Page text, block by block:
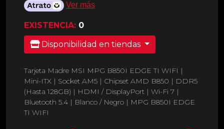
Ver más
EXISTENCIA: 0
Disponibilidad en tiendas
Tarjeta Madre MSI MPG B850I EDGE TI WIFI |
Mini-ITX | Socket AM5 | Chipset AMD B850 | DDR5
(Hasta 128GB) | HDMI / DisplayPort | Wi-Fi 7 |
Bluetooth 5.4 | Blanco / Negro | MPG B850I EDGE
TI WIFI